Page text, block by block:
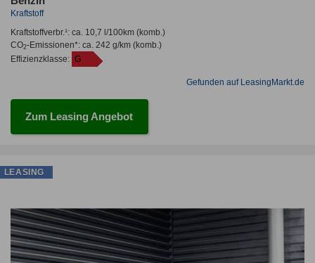
Kraftstoff
Kraftstoffverbr.¹: ca. 10,7 l/100km(komb.)
CO2-Emissionen*: ca. 242 g/km(komb.)
Effizienzklasse: G
Gefunden auf LeasingMarkt.de
Zum Leasing Angebot
LEASING